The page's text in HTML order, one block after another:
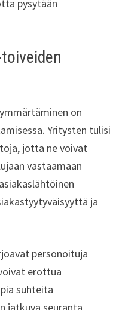
pysytään
on
Yritysten tulisi
jotta ne voivat
vastaamaan
ja
personoituja
erottua
suhteita